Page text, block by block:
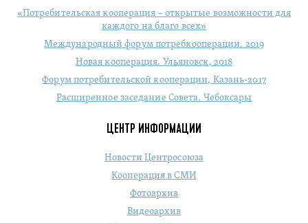
«Потребительская кооперация – открытые возможности для
каждого на благо всех»
Международный форум потребкооперации. 2019
Новая кооперация. Ульяновск, 2018
Форум потребительской кооперации, Казань-2017
Расширенное заседание Совета. Чебоксары
ЦЕНТР ИНФОРМАЦИИ
Новости Центросоюза
Кооперация в СМИ
Фотоархив
Видеоархив